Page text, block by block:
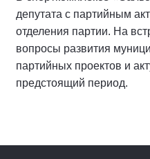
депутата с партийным
отделения партии. На
вопросы развития
партийных проектов и
предстоящий период.